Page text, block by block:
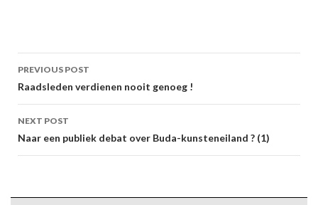
Post
navigation
PREVIOUS POST
Raadsleden verdienen nooit genoeg !
NEXT POST
Naar een publiek debat over Buda-kunsteneiland ? (1)